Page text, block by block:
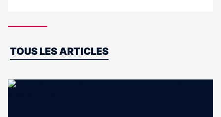
Dernières
TOUS LES ARTICLES